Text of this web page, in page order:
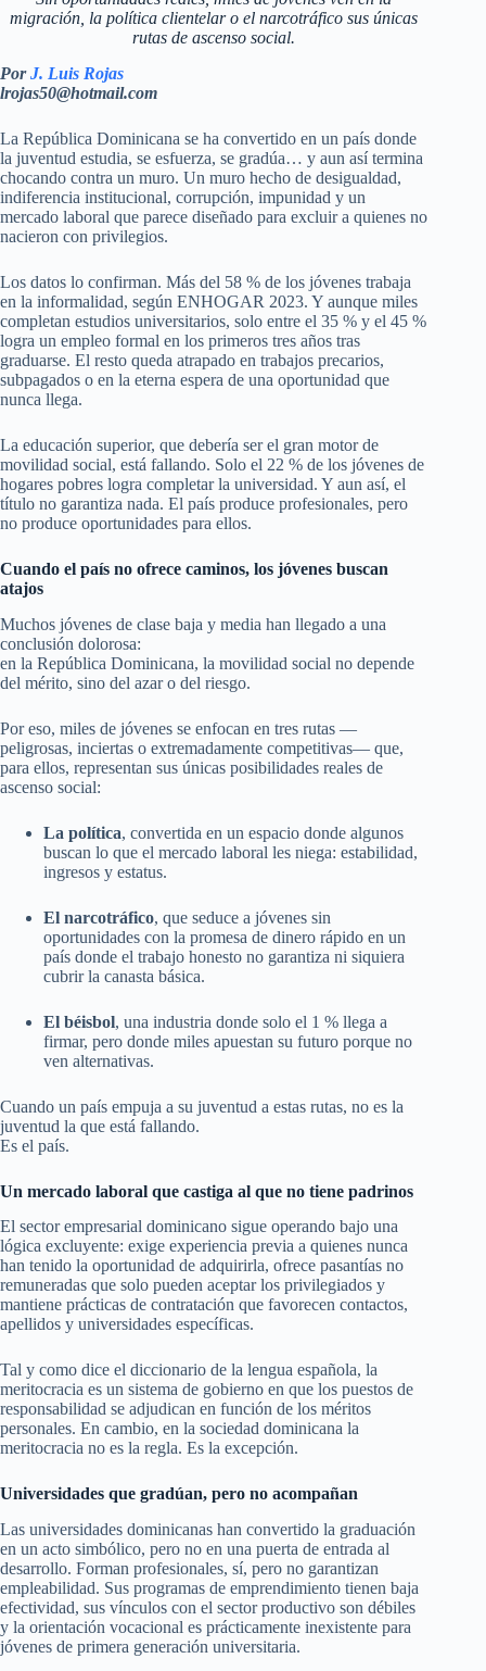
migración, la política clientelar o el narcotráfico sus únicas
rutas de ascenso social.
PorJ. Luis Rojas
lrojas50@hotmail.com
La República Dominicana se ha convertido en un país donde
la juventud estudia, se esfuerza, se gradúa… y aun así termina
chocando contra un muro. Un muro hecho de desigualdad,
indiferencia institucional, corrupción, impunidad y un
mercado laboral que parece diseñado para excluir a quienes no
nacieron con privilegios.
Los datos lo confirman. Más del 58 % de los jóvenes trabaja
en la informalidad, según ENHOGAR 2023. Y aunque miles
completan estudios universitarios, solo entre el 35 % y el 45 %
logra un empleo formal en los primeros tres años tras
graduarse. El resto queda atrapado en trabajos precarios,
subpagados o en la eterna espera de una oportunidad que
nunca llega.
La educación superior, que debería ser el gran motor de
movilidad social, está fallando. Solo el 22 % de los jóvenes de
hogares pobres logra completar la universidad. Y aun así, el
título no garantiza nada. El país produce profesionales, pero
no produce oportunidades para ellos.
Cuando el país no ofrece caminos, los jóvenes buscan
atajos
Muchos jóvenes de clase baja y media han llegado a una
conclusión dolorosa:
en la República Dominicana, la movilidad social no depende
del mérito, sino del azar o del riesgo.
Por eso, miles de jóvenes se enfocan en tres rutas —
peligrosas, inciertas o extremadamente competitivas— que,
para ellos, representan sus únicas posibilidades reales de
ascenso social:
La política, convertida en un espacio donde algunos
buscan lo que el mercado laboral les niega: estabilidad,
ingresos y estatus.
El narcotráfico, que seduce a jóvenes sin
oportunidades con la promesa de dinero rápido en un
país donde el trabajo honesto no garantiza ni siquiera
cubrir la canasta básica.
El béisbol, una industria donde solo el 1 % llega a
firmar, pero donde miles apuestan su futuro porque no
ven alternativas.
Cuando un país empuja a su juventud a estas rutas, no es la
juventud la que está fallando.
Es el país.
Un mercado laboral que castiga al que no tiene padrinos
El sector empresarial dominicano sigue operando bajo una
lógica excluyente: exige experiencia previa a quienes nunca
han tenido la oportunidad de adquirirla, ofrece pasantías no
remuneradas que solo pueden aceptar los privilegiados y
mantiene prácticas de contratación que favorecen contactos,
apellidos y universidades específicas.
Tal y como dice el diccionario de la lengua española, la
meritocracia es un sistema de gobierno en que los puestos de
responsabilidad se adjudican en función de los méritos
personales. En cambio, en la sociedad dominicana la
meritocracia no es la regla. Es la excepción.
Universidades que gradúan, pero no acompañan
Las universidades dominicanas han convertido la graduación
en un acto simbólico, pero no en una puerta de entrada al
desarrollo. Forman profesionales, sí, pero no garantizan
empleabilidad. Sus programas de emprendimiento tienen baja
efectividad, sus vínculos con el sector productivo son débiles
y la orientación vocacional es prácticamente inexistente para
jóvenes de primera generación universitaria.